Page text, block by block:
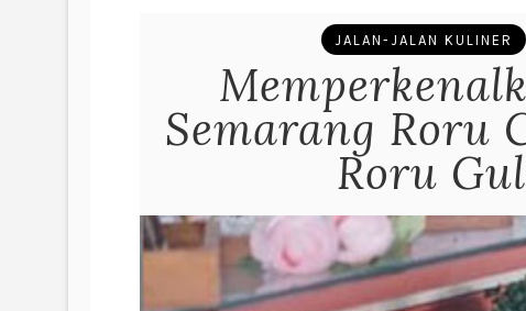
JALAN-JALAN KULINER
Semarang Roru
Roru